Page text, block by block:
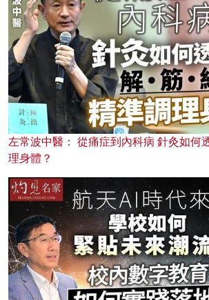
左常波中醫： 從痛症到內科病 針灸如何
理身體？